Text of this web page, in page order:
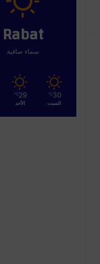
Rabat
سماء صافية
30
℃
السبت
29
℃
الأحد